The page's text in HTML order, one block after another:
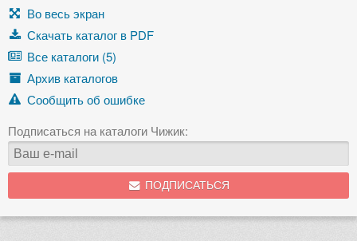
Во весь экран
Скачать каталог в PDF
Все каталоги (5)
Архив каталогов
Сообщить об ошибке
Подписаться на каталоги Чижик:
ПОДПИСАТЬСЯ